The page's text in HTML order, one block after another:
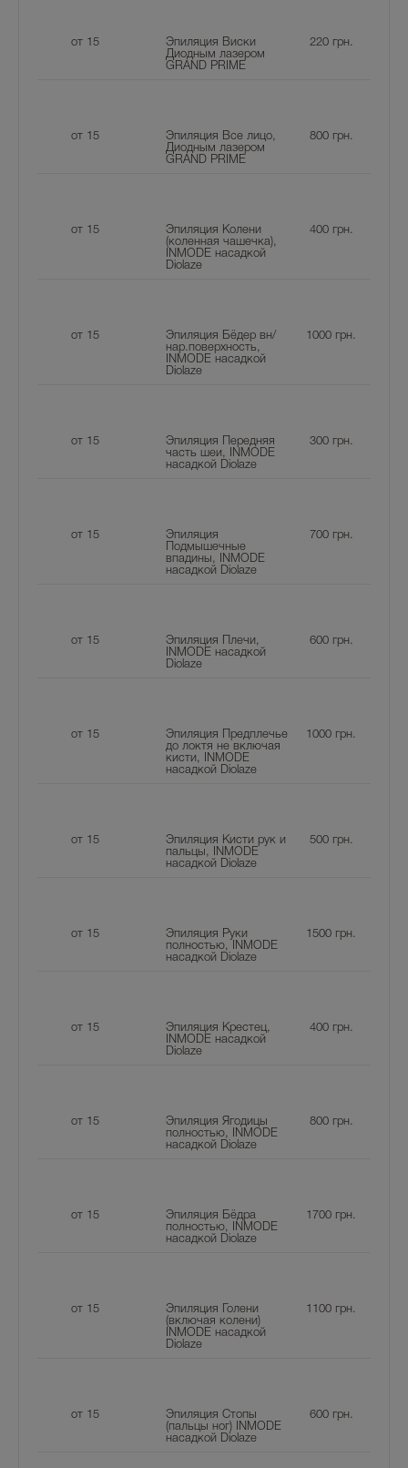
от 15
Эпиляция Виски
Диодным лазером
GRAND PRIME
220грн.
от 15
Эпиляция Все лицо,
Диодным лазером
GRAND PRIME
800грн.
от 15
Эпиляция Колени
(коленная чашечка),
INMODE насадкой
Diolaze
400грн.
от 15
Эпиляция Бёдер вн/
нар.поверхность,
INMODE насадкой
Diolaze
1000 грн.
от 15
Эпиляция Передняя
часть шеи, INMODE
насадкой Diolaze
300грн.
от 15
Эпиляция
Подмышечные
впадины, INMODE
насадкой Diolaze
700грн.
от 15
Эпиляция Плечи,
INMODE насадкой
Diolaze
600грн.
от 15
Эпиляция Предплечье
до локтя не включая
кисти, INMODE
насадкой Diolaze
1000 грн.
от 15
Эпиляция Кисти рук и
пальцы, INMODE
насадкой Diolaze
500грн.
от 15
Эпиляция Руки
полностью, INMODE
насадкой Diolaze
1500 грн.
от 15
Эпиляция Крестец,
INMODE насадкой
Diolaze
400грн.
от 15
Эпиляция Ягодицы
полностью, INMODE
насадкой Diolaze
800грн.
от 15
Эпиляция Бёдра
полностью, INMODE
насадкой Diolaze
1700 грн.
от 15
Эпиляция Голени
(включая колени)
INMODE насадкой
Diolaze
1100 грн.
от 15
Эпиляция Стопы
(пальцы ног) INMODE
насадкой Diolaze
600грн.